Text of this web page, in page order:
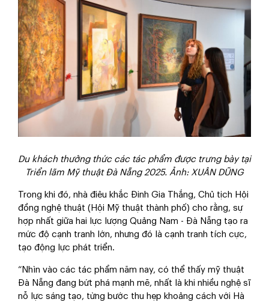
Du khách thưởng thức các tác phẩm được trưng bày tại
Triển lãm Mỹ thuật Đà Nẵng 2025. Ảnh: XUÂN DŨNG
Trong khi đó, nhà điêu khắc Đinh Gia Thắng, Chủ tịch Hội
đồng nghệ thuật (Hội Mỹ thuật thành phố) cho rằng, sự
hợp nhất giữa hai lực lượng Quảng Nam - Đà Nẵng tạo ra
mức độ cạnh tranh lớn, nhưng đó là cạnh tranh tích cực,
tạo động lực phát triển.
“Nhìn vào các tác phẩm năm nay, có thể thấy mỹ thuật
Đà Nẵng đang bứt phá mạnh mẽ, nhất là khi nhiều nghệ sĩ
nỗ lực sáng tạo, từng bước thu hẹp khoảng cách với Hà